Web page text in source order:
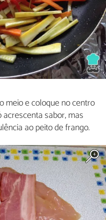
meio e coloque no centro
sabor, mas
ao peito de frango.